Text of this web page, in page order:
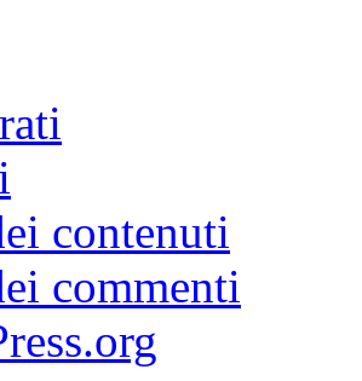
contenuti
commenti